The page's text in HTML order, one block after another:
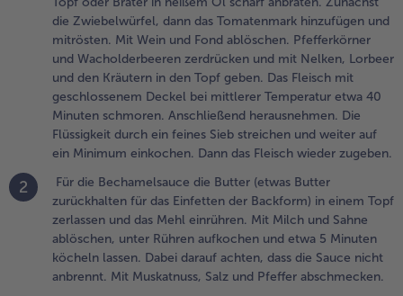
dass die
nicht
Mit
und Pfeffer
Backofen auf
°C
Unterhitze,
°C Umluft)
Eine
fetten
die Zwiebelwürfel, dann das Tomatenmark hinzufügen und
mitrösten. Mit Wein und Fond ablöschen. Pfefferkörner
und Wacholderbeeren zerdrücken und mit Nelken, Lorbeer
und den Kräutern in den Topf geben. Das Fleisch mit
geschlossenem Deckel bei mittlerer Temperatur etwa 40
Minuten schmoren. Anschließend herausnehmen. Die
Flüssigkeit durch ein feines Sieb streichen und weiter auf
ein Minimum einkochen. Dann das Fleisch wieder zugeben.
2
Für die Bechamelsauce die Butter (etwas Butter
zurückhalten für das Einfetten der Backform) in einem Topf
zerlassen und das Mehl einrühren. Mit Milch und Sahne
ablöschen, unter Rühren aufkochen und etwa 5 Minuten
köcheln lassen. Dabei darauf achten, dass die Sauce nicht
anbrennt. Mit Muskatnuss, Salz und Pfeffer abschmecken.